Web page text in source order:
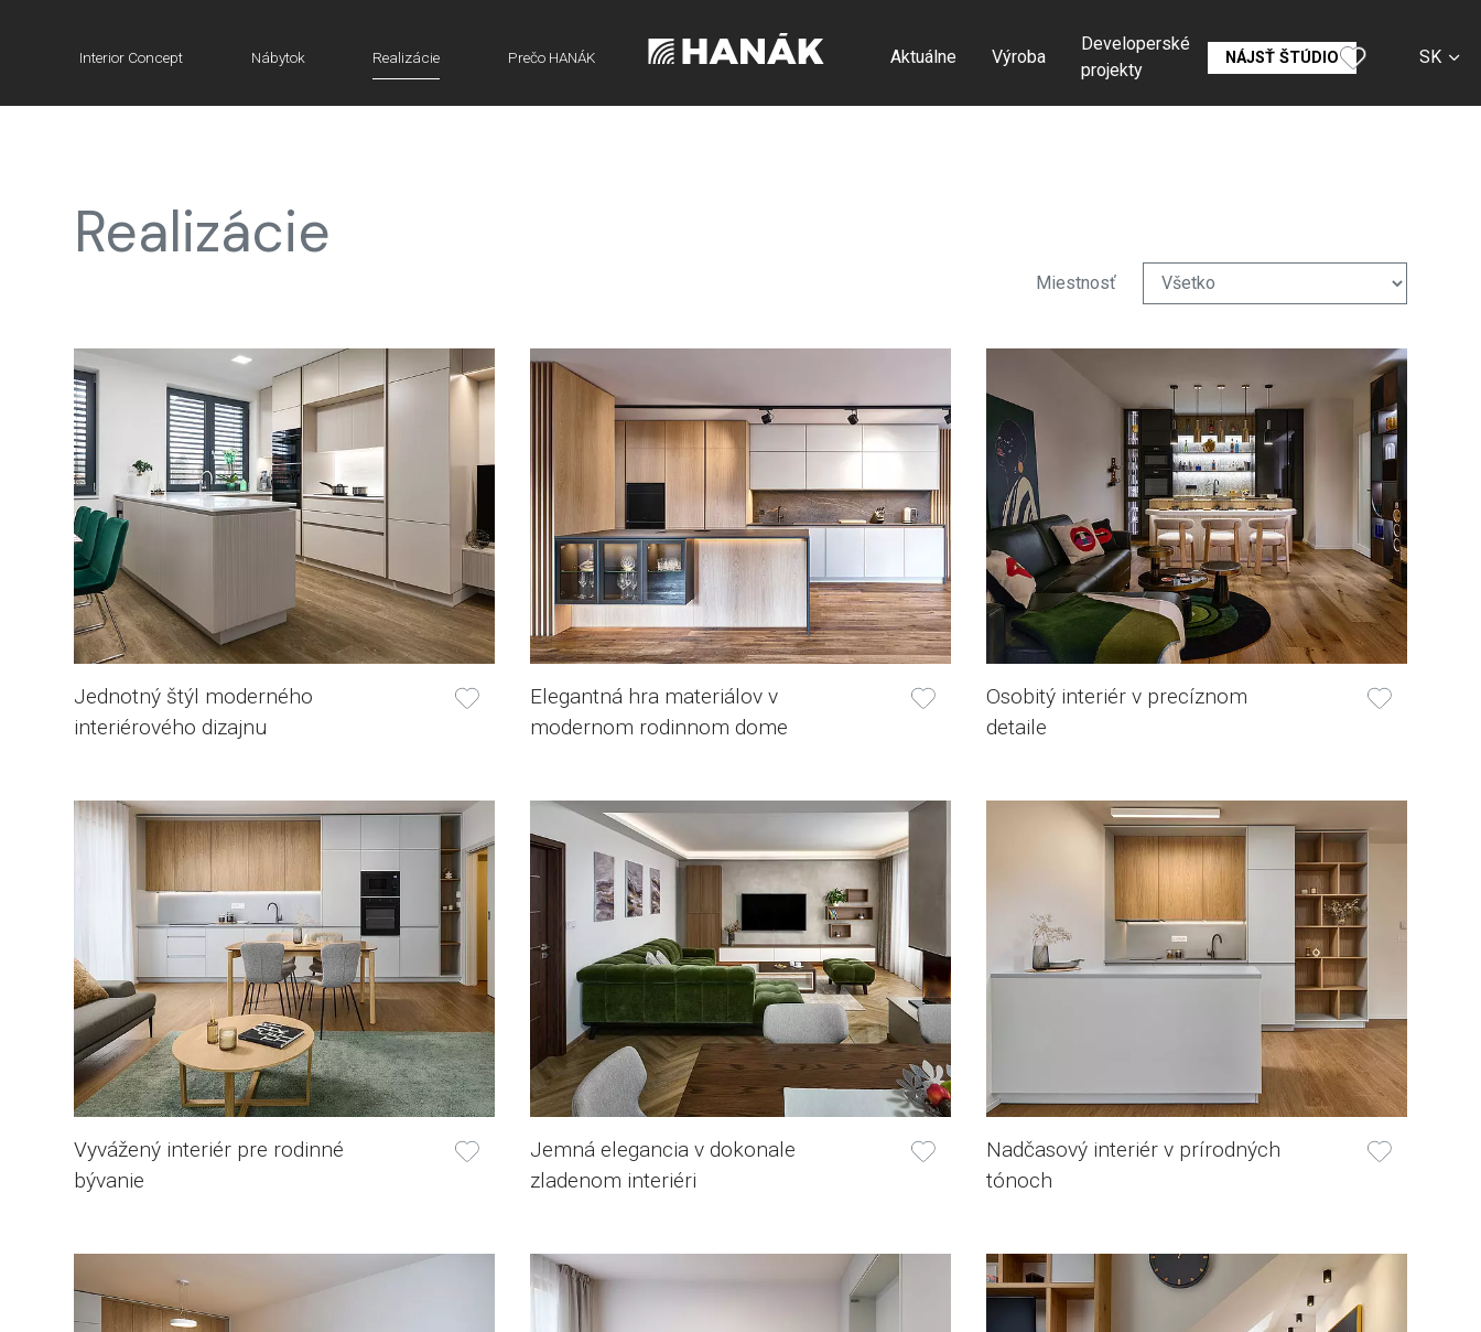
Interior Concept Nábytok Realizácie Prečo HANÁK Aktuálne Výroba
Developerské
projekty
NÁJSŤ ŠTÚDIO
CS
SK
Realizácie
Miestnosť
Jednotný štýl moderného
interiérového dizajnu
Elegantná hra materiálov v
modernom rodinnom dome
Osobitý interiér v precíznom
detaile
Vyvážený interiér pre rodinné
bývanie
Jemná elegancia v dokonale
zladenom interiéri
Nadčasový interiér v prírodných
tónoch